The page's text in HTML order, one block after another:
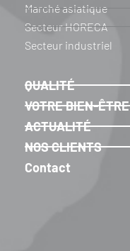
Marché asiatique
Secteur HORECA
Secteur industriel
QUALITÉ
VOTRE BIEN-ÊTRE
ACTUALITÉ
NOS CLIENTS
Contact